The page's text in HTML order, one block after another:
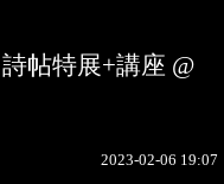
帖特展+講座 @
2023-02-06 19:07